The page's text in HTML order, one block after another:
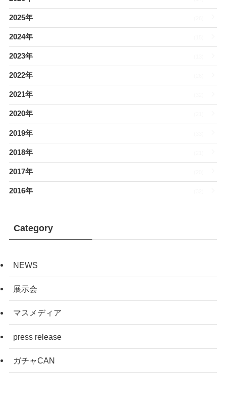
2025年
2024年
2023年
2022年
2021年
2020年
2019年
2018年
2017年
2016年
Category
NEWS
展示会
マスメディア
press release
ガチャCAN